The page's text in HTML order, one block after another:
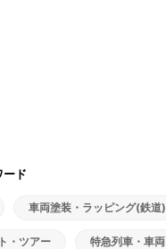
ード
車両塗装・ラッピング(鉄道)
・ツアー 特急列車・車両